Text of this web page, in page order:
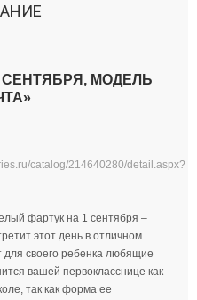
МОДЕЛЬ
catalog/214640280/detail.aspx?
фартук на 1 сентября –
этот день в отличном
для своего ребенка любящие
вашей первокласснице как
так как форма ее